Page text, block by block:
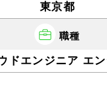
東京都
職種
ドエンジニア エ